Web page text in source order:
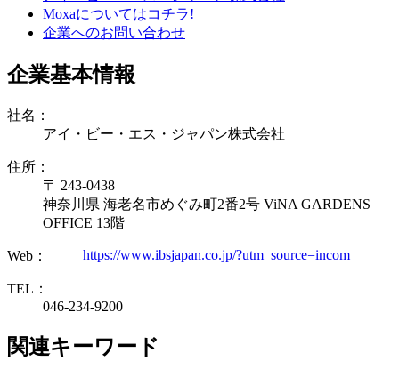
Moxaについてはコチラ!
企業へのお問い合わせ
企業基本情報
社名：
アイ・ビー・エス・ジャパン株式会社
住所：
〒 243-0438
神奈川県 海老名市めぐみ町2番2号 ViNA GARDENS
OFFICE 13階
Web： https://www.ibsjapan.co.jp/?utm_source=incom
TEL：
046-234-9200
関連キーワード